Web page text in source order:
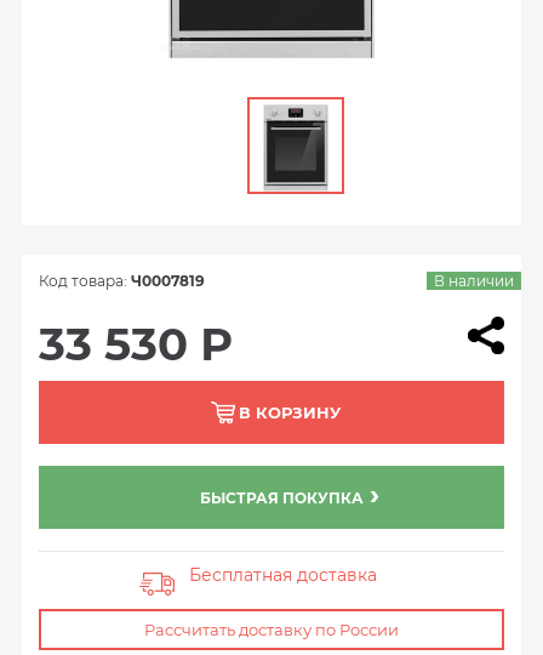
Код товара: Ч0007819 В наличии
33 530 Р
В КОРЗИНУ
БЫСТРАЯ ПОКУПКА
Бесплатная доставка
Рассчитать доставку по России